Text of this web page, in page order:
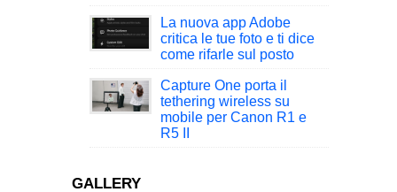
La nuova app Adobe
critica le tue foto e ti dice
come rifarle sul posto
Capture One porta il
tethering wireless su
mobile per Canon R1 e
R5 II
GALLERY